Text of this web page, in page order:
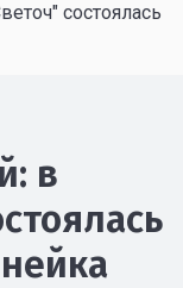
состоялась
в